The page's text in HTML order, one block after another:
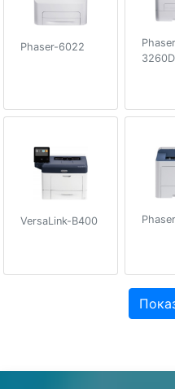
Phaser-6022
VersaLink-B400